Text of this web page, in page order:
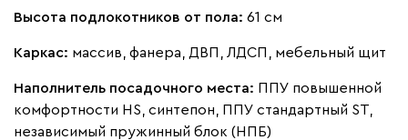
Высота подлокотников от пола: 61 см
Каркас: массив, фанера, ДВП, ЛДСП, мебельный щит
Наполнитель посадочного места: ППУ повышенной
комфортности HS, синтепон, ППУ стандартный ST,
независимый пружинный блок (НПБ)